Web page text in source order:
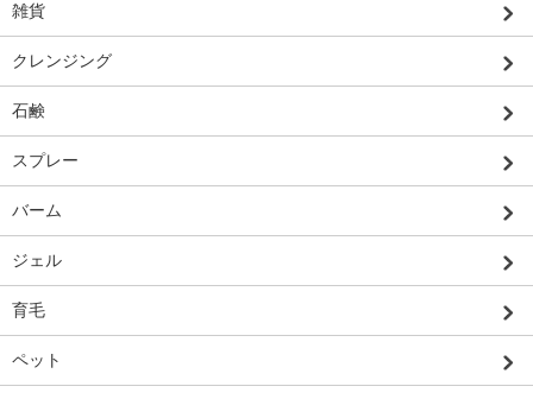
雑貨
クレンジング
石鹸
スプレー
バーム
ジェル
育毛
ペット